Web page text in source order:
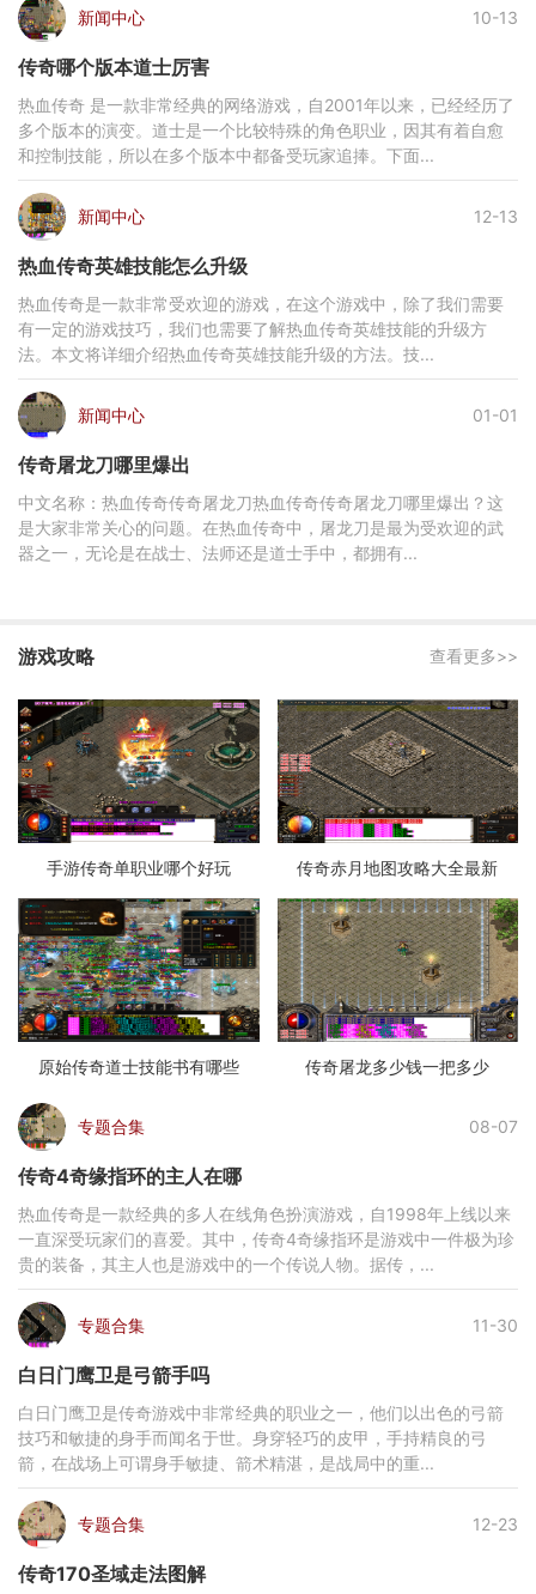
新闻中心 10-13
传奇哪个版本道士厉害
热血传奇 是一款非常经典的网络游戏，自2001年以来，已经经历了
多个版本的演变。道士是一个比较特殊的角色职业，因其有着自愈
和控制技能，所以在多个版本中都备受玩家追捧。下面...
新闻中心 12-13
热血传奇英雄技能怎么升级
热血传奇是一款非常受欢迎的游戏，在这个游戏中，除了我们需要
有一定的游戏技巧，我们也需要了解热血传奇英雄技能的升级方
法。本文将详细介绍热血传奇英雄技能升级的方法。技...
新闻中心 01-01
传奇屠龙刀哪里爆出
中文名称：热血传奇传奇屠龙刀热血传奇传奇屠龙刀哪里爆出？这
是大家非常关心的问题。在热血传奇中，屠龙刀是最为受欢迎的武
器之一，无论是在战士、法师还是道士手中，都拥有...
游戏攻略 查看更多>>
手游传奇单职业哪个好玩 传奇赤月地图攻略大全最新
原始传奇道士技能书有哪些 传奇屠龙多少钱一把多少
专题合集 08-07
传奇4奇缘指环的主人在哪
热血传奇是一款经典的多人在线角色扮演游戏，自1998年上线以来
一直深受玩家们的喜爱。其中，传奇4奇缘指环是游戏中一件极为珍
贵的装备，其主人也是游戏中的一个传说人物。据传，...
专题合集 11-30
白日门鹰卫是弓箭手吗
白日门鹰卫是传奇游戏中非常经典的职业之一，他们以出色的弓箭
技巧和敏捷的身手而闻名于世。身穿轻巧的皮甲，手持精良的弓
箭，在战场上可谓身手敏捷、箭术精湛，是战局中的重...
专题合集 12-23
传奇170圣域走法图解